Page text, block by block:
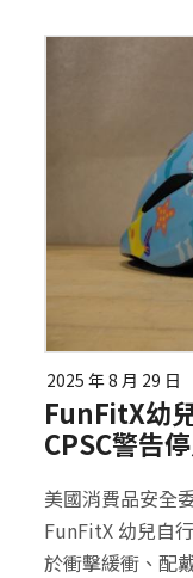
2025 年 8 月 29 日
FunFitX幼
CPSC警告
美國消費品安全
FunFitX 幼兒自
於衝擊緩衝、配